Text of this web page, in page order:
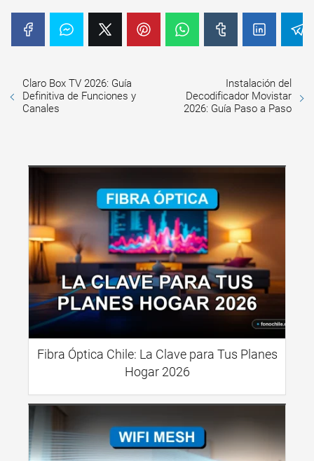
Claro Box TV 2026: Guía
Definitiva de Funciones y
Canales
Instalación del
Decodificador Movistar
2026: Guía Paso a Paso
Fibra Óptica Chile: La Clave para Tus Planes
Hogar 2026